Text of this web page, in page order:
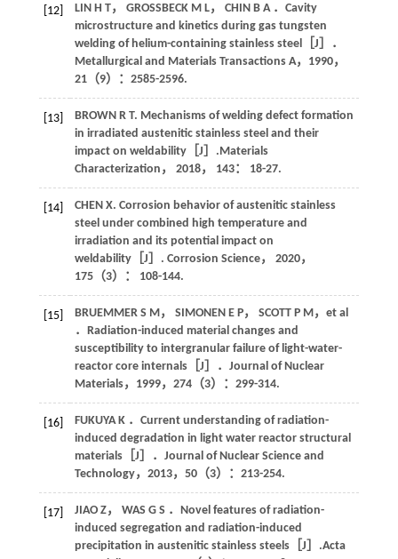
[12] LIN H T， GROSSBECK M L， CHIN B A．Cavity
microstructure and kinetics during gas tungsten
welding of helium-containing stainless steel［J］．
Metallurgical and Materials Transactions A， 1990，
21（9）：2585-2596.
[13] BROWN R T. Mechanisms of welding defect formation
in irradiated austenitic stainless steel and their
impact on weldability［J］.Materials
Characterization ， 2018， 143： 18-27.
[14] CHEN X. Corrosion behavior of austenitic stainless
steel under combined high temperature and
irradiation and its potential impact on
weldability［J］. Corrosion Science， 2020，
175（3）： 108-144.
[15] BRUEMMER S M， SIMONEN E P， SCOTT P M， et al
．Radiation-induced material changes and
susceptibility to intergranular failure of light-water-
reactor core internals［J］． Journal of Nuclear
Materials， 1999， 274（3）：299-314.
[16] FUKUYA K．Current understanding of radiation-
induced degradation in light water reactor structural
materials［J］． Journal of Nuclear Science and
Technology， 2013， 50（3）：213-254.
[17] JIAO Z， WAS G S ．Novel features of radiation-
induced segregation and radiation-induced
precipitation in austenitic stainless steels［J］.Acta